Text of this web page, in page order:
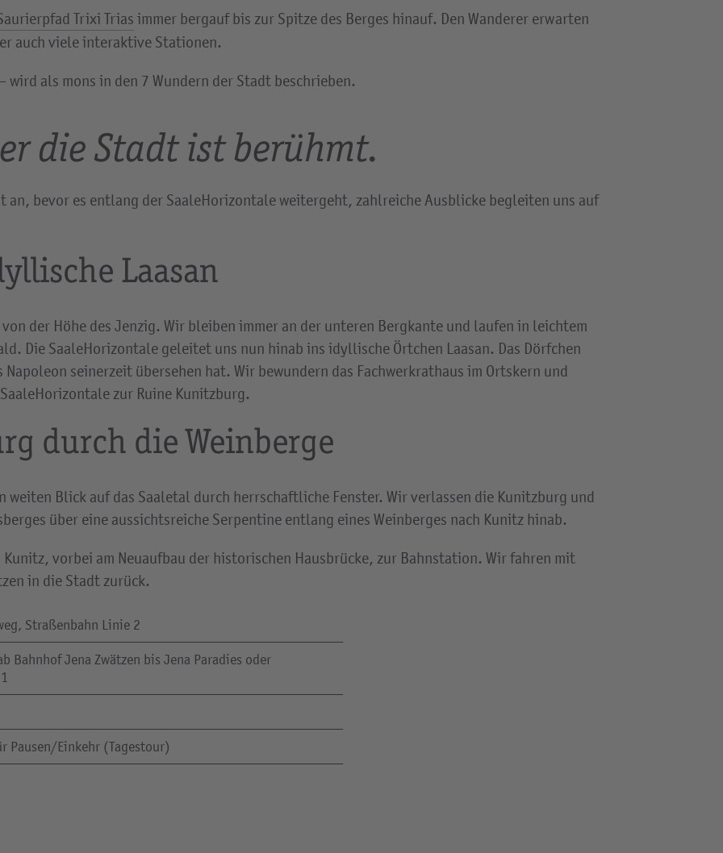
Trixi Trias immer bergauf bis zur Spitze des Berges hinauf. Den Wanderer erwarten
auch viele interaktive Stationen.
wird als mons in den 7 Wundern der Stadt beschrieben.
die Stadt ist berühmt.
an, bevor es entlang der SaaleHorizontale weitergeht, zahlreiche Ausblicke begleiten uns auf
Laasan
der Höhe des Jenzig. Wir bleiben immer an der unteren Bergkante und laufen in leichtem
Die SaaleHorizontale geleitet uns nun hinab ins idyllische Örtchen Laasan. Das Dörfchen
seinerzeit übersehen hat. Wir bewundern das Fachwerkrathaus im Ortskern und
zur Ruine Kunitzburg.
durch die Weinberge
weiten Blick auf das Saaletal durch herrschaftliche Fenster. Wir verlassen die Kunitzburg und
über eine aussichtsreiche Serpentine entlang eines Weinberges nach Kunitz hinab.
Kunitz, vorbei am Neuaufbau der historischen Hausbrücke, zur Bahnstation. Wir fahren mit
in die Stadt zurück.
Straßenbahn Linie 2
Bahnhof Jena Zwätzen bis Jena Paradies oder
Pausen/Einkehr (Tagestour)